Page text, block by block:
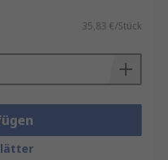
Erfassung
weiterer
35,83 €/Stück